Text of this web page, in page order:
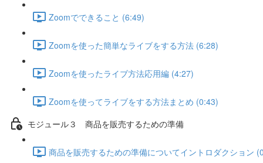
Zoomでできること (6:49)
Zoomを使った簡単なライブをする方法 (6:28)
Zoomを使ったライブ方法応用編 (4:27)
Zoomを使ってライブをする方法まとめ (0:43)
モジュール３ 商品を販売するための準備
商品を販売するための準備についてイントロダクション